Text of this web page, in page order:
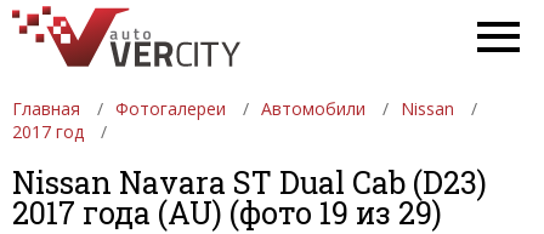
Главная Фотогалереи Автомобили
Nissan
2017 год
Nissan Navara ST Dual Cab (D23)
2017 года (AU) (фото 19 из 29)
ФОТОГАЛЕРЕИ АВТОМОБИЛИ
ДЕВУШКИ
АВТОСАЛОНЫ
ФОРМУЛА-1